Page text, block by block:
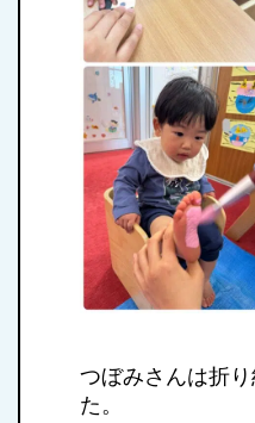
つぼみさんは折
た。